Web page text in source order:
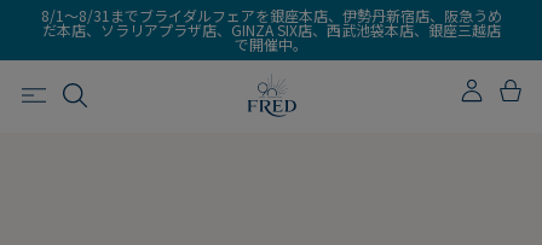
8/1～8/31までブライダルフェアを銀座本店、伊勢丹新宿店、阪急うめ
だ本店、ソラリアプラザ店、GINZA SIX店、西武池袋本店、銀座三越店
で開催中。